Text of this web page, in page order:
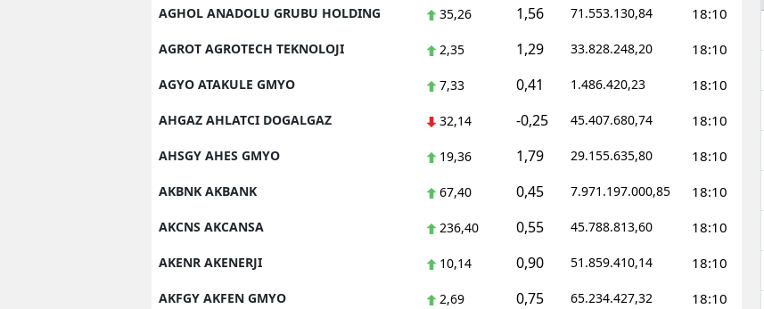
AGHOL ANADOLU GRUBU HOLDING 35,26 1,56 71.553.130,84 18:10
AGROT AGROTECH TEKNOLOJI 2,35 1,29 33.828.248,20 18:10
AGYO ATAKULE GMYO 7,33 0,41 1.486.420,23 18:10
AHGAZ AHLATCI DOGALGAZ 32,14 -0,25 45.407.680,74 18:10
AHSGY AHES GMYO 19,36 1,79 29.155.635,80 18:10
AKBNK AKBANK 67,40 0,45 7.971.197.000,85 18:10
AKCNS AKCANSA 236,40 0,55 45.788.813,60 18:10
AKENR AKENERJI 10,14 0,90 51.859.410,14 18:10
AKFGY AKFEN GMYO 2,69 0,75 65.234.427,32 18:10